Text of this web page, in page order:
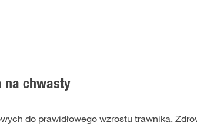
na chwasty
do prawidłowego wzrostu trawnika.